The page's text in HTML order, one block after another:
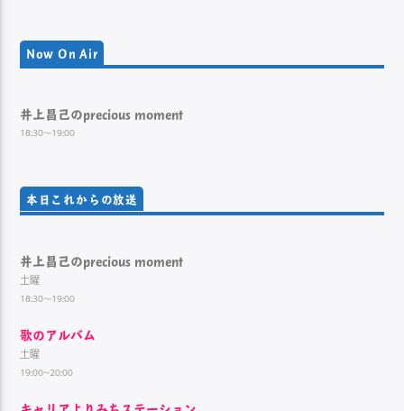
Now On Air
井上昌己のprecious moment
18:30～19:00
本日これからの放送
井上昌己のprecious moment
土曜
18:30～19:00
歌のアルバム
土曜
19:00~20:00